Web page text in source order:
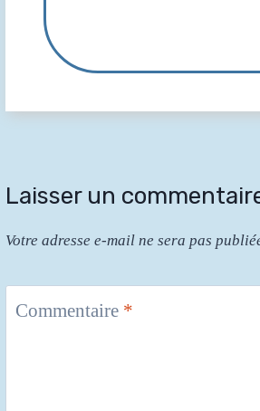
Laisser un
Votre adresse e-mail ne sera pas
Commentaire *